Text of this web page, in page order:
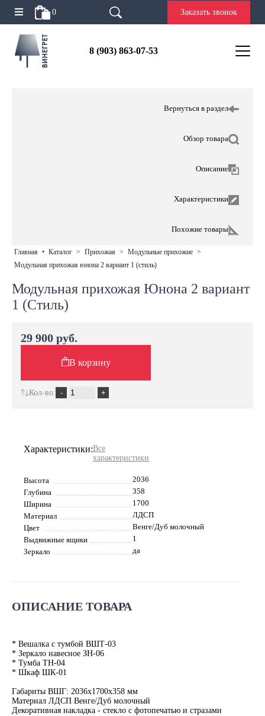
0 Заказать звонок
8 (903) 863-07-53
Вернуться в раздел
Обзор товара
Описание
Характеристики
Похожие товары
главная • каталог > прихожая > модульные прихожие >
модульная прихожая юнона 2 вариант 1 (стиль)
Модульная прихожая Юнона 2 вариант
1 (Стиль)
Характеристики:Все
характеристики
Высота
2036
Глубина
358
Ширина
1700
Материал
ЛДСП
Цвет
Венге/Дуб молочный
Выдвижные ящики
1
Зеркало
да
ОПИСАНИЕ ТОВАРА
* Вешалка с тумбой ВШТ-03
* Зеркало навесное ЗН-06
* Тумба ТН-04
* Шкаф ШК-01
Габариты ВШГ: 2036х1700х358 мм
Материал ЛДСП Венге/Дуб молочный
Декоративная накладка - стекло с фотопечатью и стразами
29 900 руб.
В корзину
Кол-во: